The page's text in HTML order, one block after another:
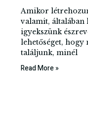
Amikor
valamit, általában
igyekszünk
lehetőséget,
találjunk, minél
Read More »